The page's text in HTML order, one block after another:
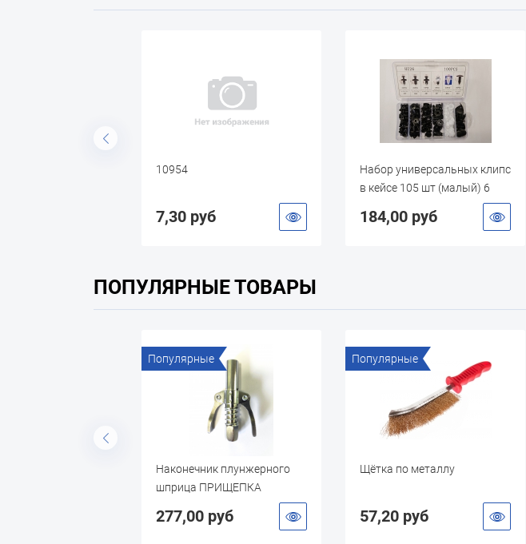
10954
7,30 руб
Набор универсальных клипс
в кейсе 105 шт (малый) 6
184,00 руб
ПОПУЛЯРНЫЕ ТОВАРЫ
Популярные
Наконечник плунжерного
шприца ПРИЩЕПКА
277,00 руб
Популярные
Щётка по металлу
57,20 руб